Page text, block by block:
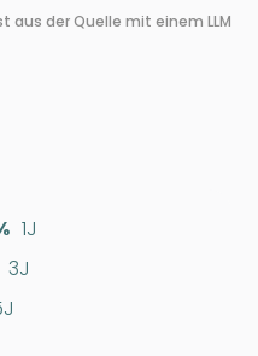
aus der Quelle mit einem LLM
1J
3J